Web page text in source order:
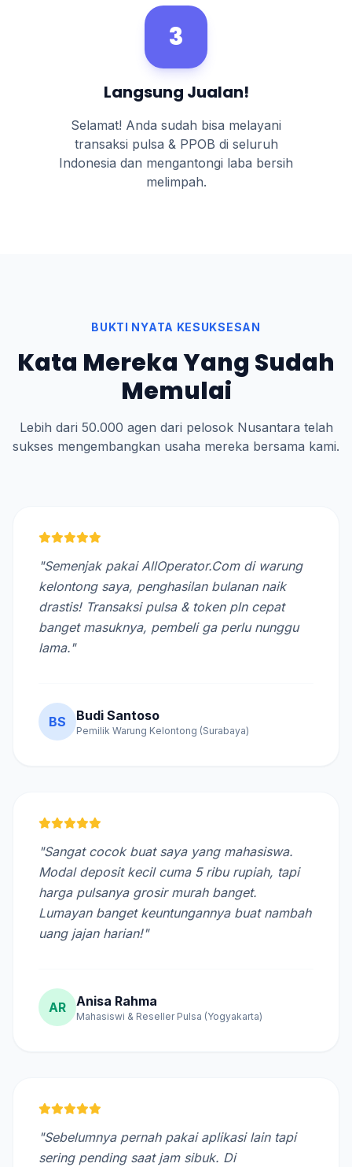
3
Langsung Jualan!
Selamat! Anda sudah bisa melayani
transaksi pulsa & PPOB di seluruh
Indonesia dan mengantongi laba bersih
melimpah.
BUKTI NYATA KESUKSESAN
Kata Mereka Yang Sudah
Memulai
Lebih dari 50.000 agen dari pelosok Nusantara telah
sukses mengembangkan usaha mereka bersama kami.
"Semenjak pakai AllOperator.Com di warung
kelontong saya, penghasilan bulanan naik
drastis! Transaksi pulsa & token pln cepat
banget masuknya, pembeli ga perlu nunggu
lama."
BS Budi Santoso
Pemilik Warung Kelontong (Surabaya)
"Sangat cocok buat saya yang mahasiswa.
Modal deposit kecil cuma 5 ribu rupiah, tapi
harga pulsanya grosir murah banget.
Lumayan banget keuntungannya buat nambah
uang jajan harian!"
AR Anisa Rahma
Mahasiswi & Reseller Pulsa (Yogyakarta)
"Sebelumnya pernah pakai aplikasi lain tapi
sering pending saat jam sibuk. Di